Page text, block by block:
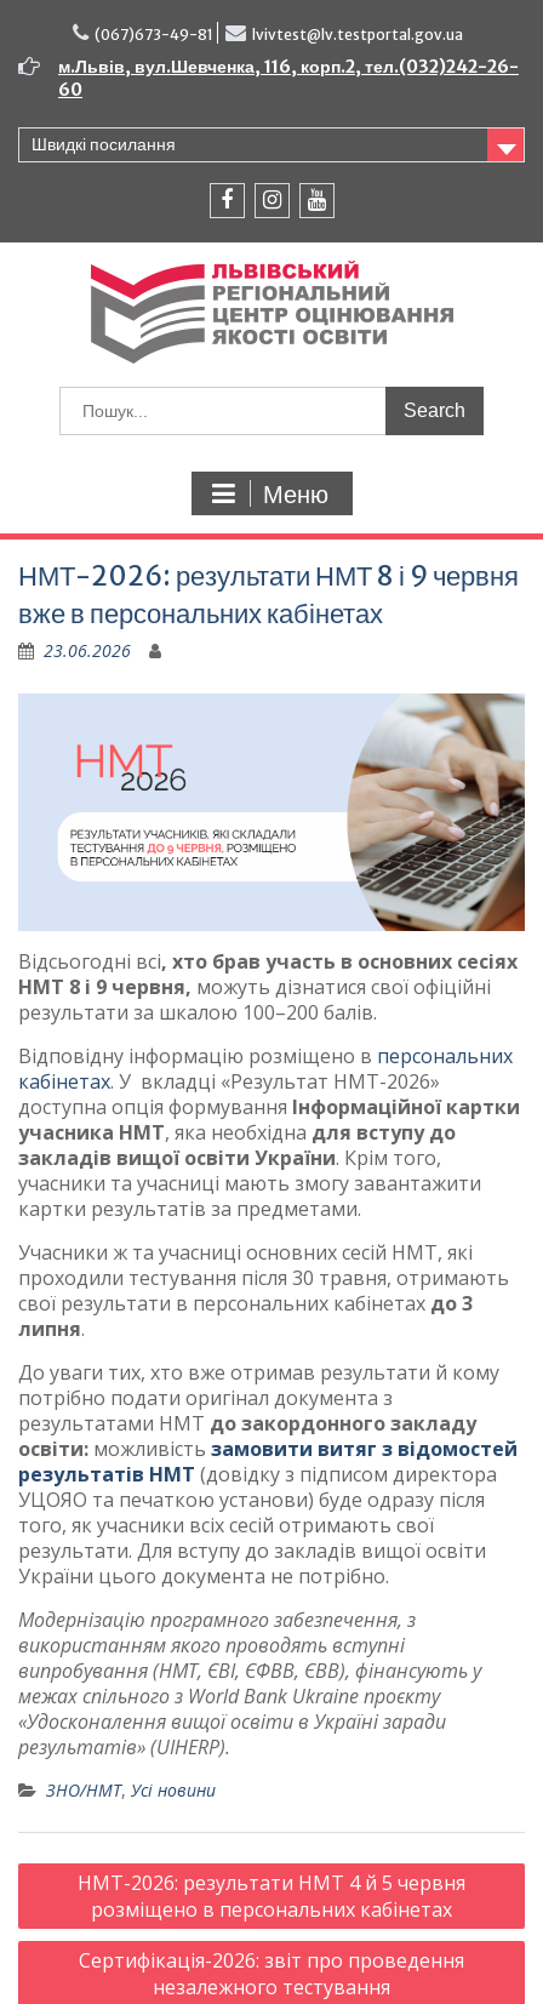
вмісту
(067)673-49-81 lvivtest@lv.testportal.gov.ua
м.Львів, вул.Шевченка, 116, корп.2, тел.(032)242-26-
60
Швидкі посилання
Меню
НМТ-2026: результати НМТ 8 і 9 червня
вже в персональних кабінетах
23.06.2026
Відсьогодні всі, хто брав участь в основних сесіях
НМТ 8 і 9 червня, можуть дізнатися свої офіційні
результати за шкалою 100–200 балів.
Відповідну інформацію розміщено в персональних
кабінетах. У вкладці «Результат НМТ-2026»
доступна опція формування Інформаційної картки
учасника НМТ, яка необхідна для вступу до
закладів вищої освіти України. Крім того,
учасники та учасниці мають змогу завантажити
картки результатів за предметами.
Учасники ж та учасниці основних сесій НМТ, які
проходили тестування після 30 травня, отримають
свої результати в персональних кабінетах до 3
липня.
До уваги тих, хто вже отримав результати й кому
потрібно подати оригінал документа з
результатами НМТ до закордонного закладу
освіти: можливість замовити витяг з відомостей
результатів НМТ (довідку з підписом директора
УЦОЯО та печаткою установи) буде одразу після
того, як учасники всіх сесій отримають свої
результати. Для вступу до закладів вищої освіти
України цього документа не потрібно.
Модернізацію програмного забезпечення, з
використанням якого проводять вступні
випробування (НМТ, ЄВІ, ЄФВВ, ЄВВ), фінансують у
межах спільного з World Bank Ukraine проєкту
«Удосконалення вищої освіти в Україні заради
результатів» (UIHERP).
ЗНО/НМТ, Усі новини
Post
navigation
НМТ-2026: результати НМТ 4 й 5 червня
розміщено в персональних кабінетах
Сертифікація-2026: звіт про проведення
незалежного тестування